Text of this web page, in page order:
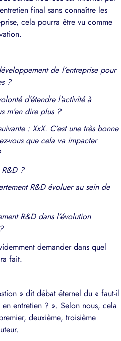
final sans connaître les
cela pourra être vu comme
de l’entreprise pour
?
d’étendre l’activité à
m’en dire plus ?
: XxX. C’est une très bonne
vous que cela va impacter
?
R&D évoluer au sein de
R&D dans l’évolution
demander dans quel
fait.
» dit débat éternel du « faut-il
entretien ? ». Selon nous, cela
deuxième, troisième